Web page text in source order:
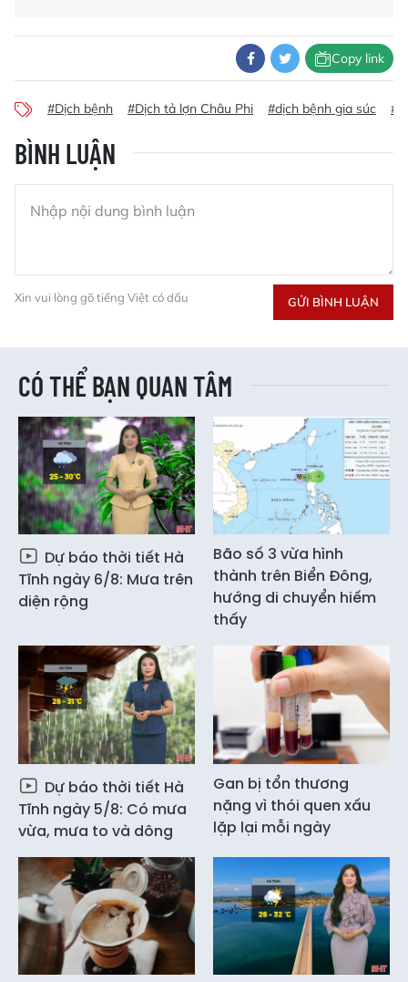
Copy link
#Dịch bệnh #Dịch tả lợn Châu Phi #dịch bệnh gia súc
BÌNH LUẬN
Xin vui lòng gõ tiếng Việt có dấu GỬI BÌNH LUẬN
CÓ THỂ BẠN QUAN TÂM
Dự báo thời tiết Hà
Tĩnh ngày 6/8: Mưa trên
diện rộng
Bão số 3 vừa hình
thành trên Biển Đông,
hướng di chuyển hiếm
thấy
Dự báo thời tiết Hà
Tĩnh ngày 5/8: Có mưa
vừa, mưa to và dông
Gan bị tổn thương
nặng vì thói quen xấu
lặp lại mỗi ngày